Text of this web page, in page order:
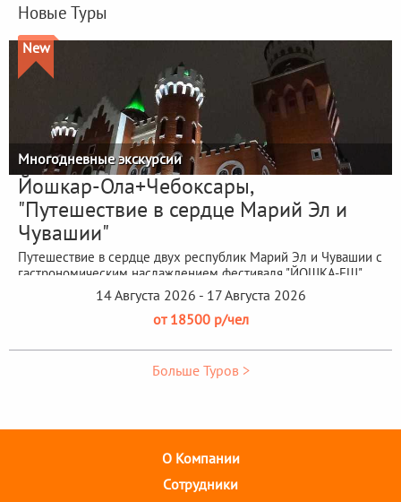
Новые Туры
New
Многодневные экскурсии
Йошкар-Ола+Чебоксары,
"Путешествие в сердце Марий Эл и
Чувашии"
Путешествие в сердце двух республик Марий Эл и Чувашии с
гастрономическим наслаждением фестиваля "ЙОШКА-ЕШ"
14 Августа 2026 - 17 Августа 2026
от 18500 р/чел
Больше Туров >
О Компании
Cотрудники